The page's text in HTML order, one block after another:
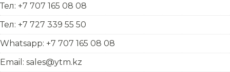
Тел: +7 707 165 08 08
Тел: +7 727 339 55 50
Whatsapp: +7 707 165 08 08
Email: sales@ytm.kz